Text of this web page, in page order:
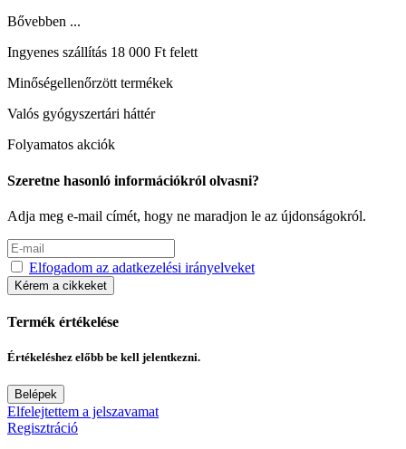
Bővebben ...
Ingyenes szállítás 18 000 Ft felett
Minőségellenőrzött termékek
Valós gyógyszertári háttér
Folyamatos akciók
Szeretne hasonló információkról olvasni?
Adja meg e-mail címét, hogy ne maradjon le az újdonságokról.
Elfogadom az adatkezelési irányelveket
Kérem a cikkeket
Termék értékelése
Értékeléshez előbb be kell jelentkezni.
Belépek
Elfelejtettem a jelszavamat
Regisztráció